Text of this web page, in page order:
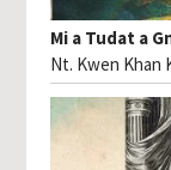
Mi a Tudat a
Nt. Kwen Khan